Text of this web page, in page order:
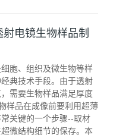
电镜生物样品制
胞、组织及微生物等样
典技术手段。由于透射
需要生物样品满足厚度
样品在成像前要利用超薄
关键的一个步骤--取材
微结构细节的保存。本